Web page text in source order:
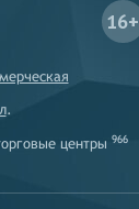
16+
.
центры 966